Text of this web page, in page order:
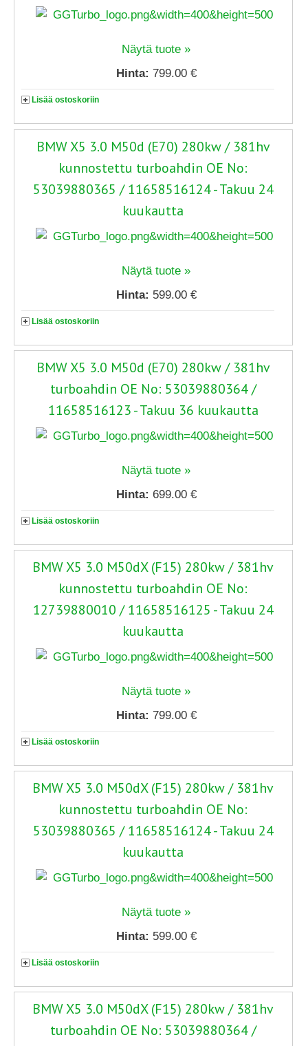
Näytä tuote »
Hinta: 799.00 €
Lisää ostoskoriin
BMW X5 3.0 M50d (E70) 280kw / 381hv
kunnostettu turboahdin OE No:
53039880365 / 11658516124 - Takuu 24
kuukautta
Näytä tuote »
Hinta: 599.00 €
Lisää ostoskoriin
BMW X5 3.0 M50d (E70) 280kw / 381hv
turboahdin OE No: 53039880364 /
11658516123 - Takuu 36 kuukautta
Näytä tuote »
Hinta: 699.00 €
Lisää ostoskoriin
BMW X5 3.0 M50dX (F15) 280kw / 381hv
kunnostettu turboahdin OE No:
12739880010 / 11658516125 - Takuu 24
kuukautta
Näytä tuote »
Hinta: 799.00 €
Lisää ostoskoriin
BMW X5 3.0 M50dX (F15) 280kw / 381hv
kunnostettu turboahdin OE No:
53039880365 / 11658516124 - Takuu 24
kuukautta
Näytä tuote »
Hinta: 599.00 €
Lisää ostoskoriin
BMW X5 3.0 M50dX (F15) 280kw / 381hv
turboahdin OE No: 53039880364 /